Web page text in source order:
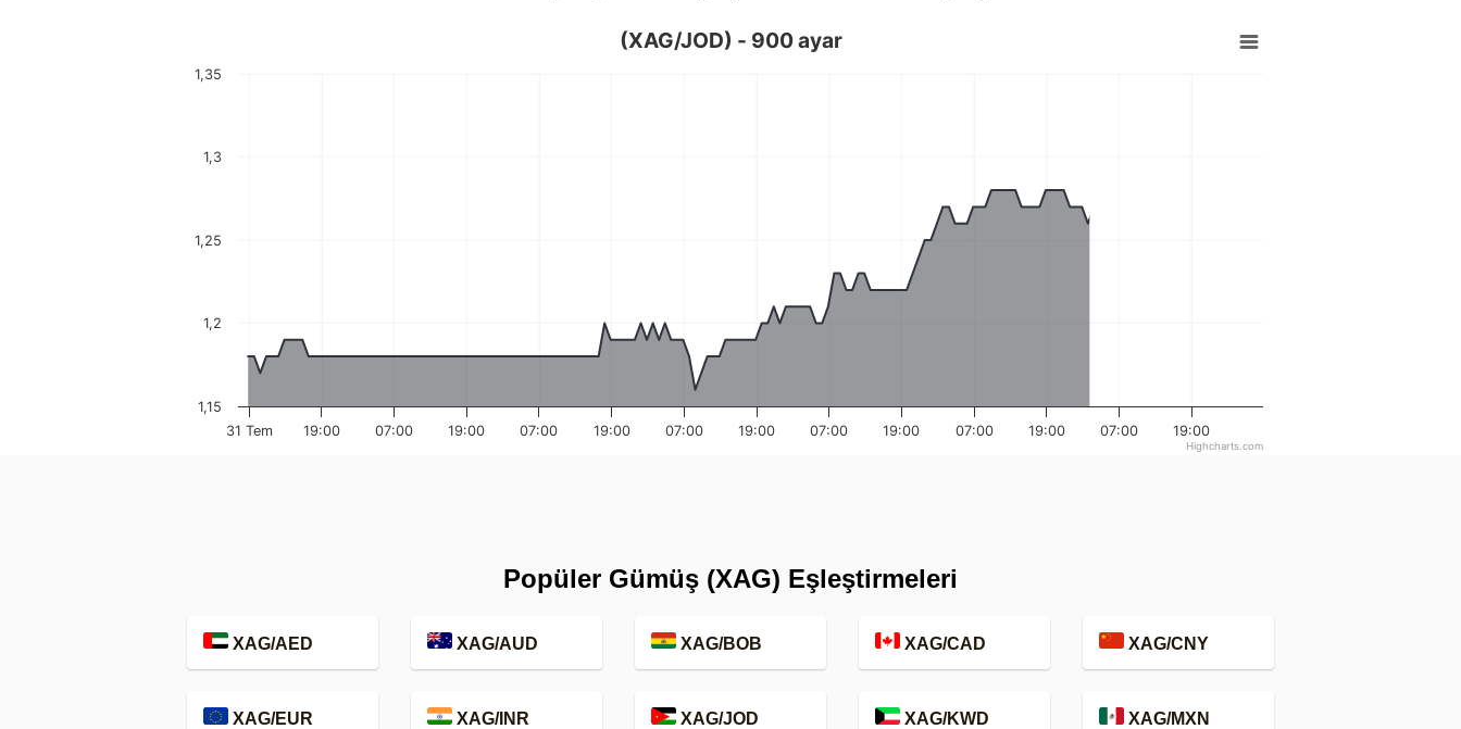
(XAG/JOD) - 900 ayar
31 Tem 19:00 07:00 19:00 07:00 19:00 07:00 19:00 07:00 19:00 07:00 19:00 07:00 19:00
1,15
1,2
1,25
1,3
1,35
Highcharts.com
Popüler Gümüş (XAG) Eşleştirmeleri
XAG/AED XAG/AUD XAG/BOB XAG/CAD XAG/CNY
XAG/EUR XAG/INR XAG/JOD XAG/KWD XAG/MXN